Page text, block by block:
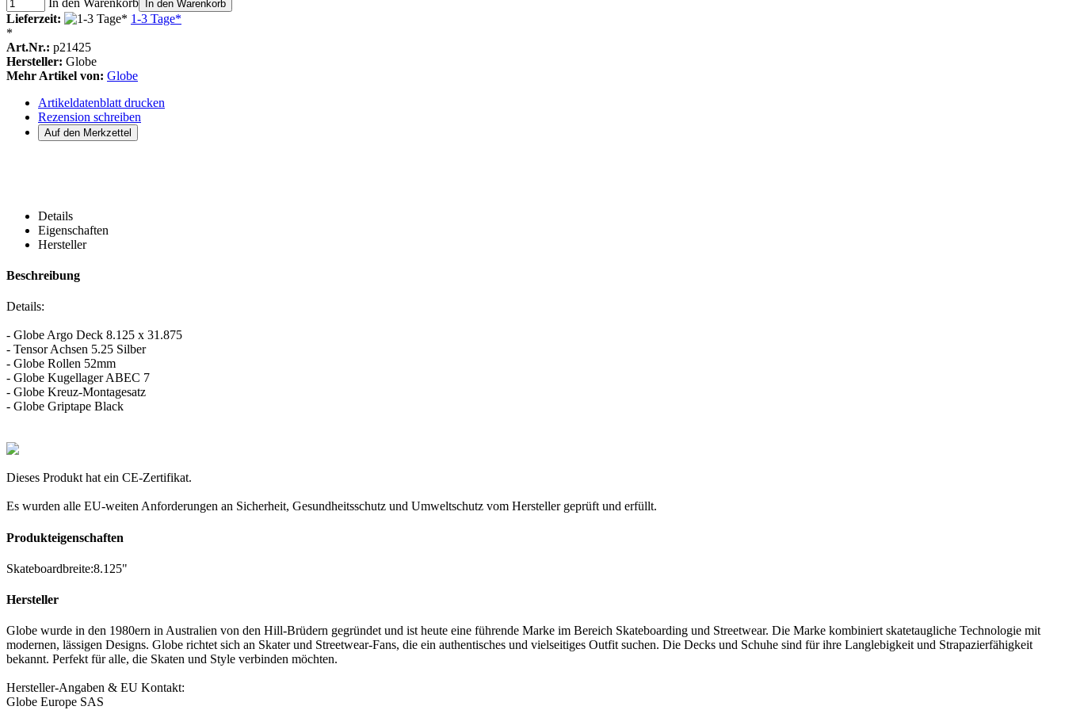
In den Warenkorb
Lieferzeit:
1-3 Tage*
*
Art.Nr.: p21425
Hersteller: Globe
Mehr Artikel von: Globe
Artikeldatenblatt drucken
Rezension schreiben
Details
Eigenschaften
Hersteller
Beschreibung
Details:
- Globe Argo Deck 8.125 x 31.875
- Tensor Achsen 5.25 Silber
- Globe Rollen 52mm
- Globe Kugellager ABEC 7
- Globe Kreuz-Montagesatz
- Globe Griptape Black
Dieses Produkt hat ein CE-Zertifikat.
Es wurden alle EU-weiten Anforderungen an Sicherheit, Gesundheitsschutz und Umweltschutz vom Hersteller geprüft und erfüllt.
Produkteigenschaften
Skateboardbreite:8.125"
Hersteller
Globe wurde in den 1980ern in Australien von den Hill-Brüdern gegründet und ist heute eine führende Marke im Bereich Skateboarding und Streetwear. Die Marke kombiniert skatetaugliche Technologie mit
modernen, lässigen Designs. Globe richtet sich an Skater und Streetwear-Fans, die ein authentisches und vielseitiges Outfit suchen. Die Decks und Schuhe sind für ihre Langlebigkeit und Strapazierfähigkeit
bekannt. Perfekt für alle, die Skaten und Style verbinden möchten.
Hersteller-Angaben & EU Kontakt:
Globe Europe SAS